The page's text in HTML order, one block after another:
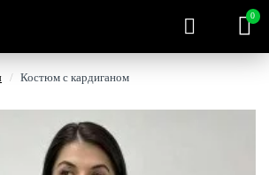
0
Костюм с кардиганом